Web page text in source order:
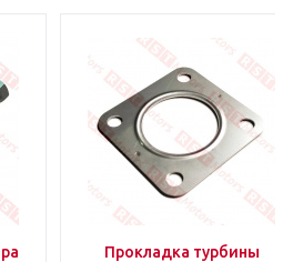
Прокладка турбины